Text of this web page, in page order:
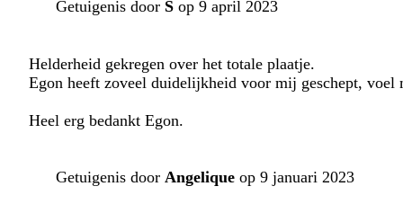
Getuigenis door S op 9 april 2023
Helderheid gekregen over het totale plaatje.
Egon heeft zoveel duidelijkheid voor mij geschept, voel
Heel erg bedankt Egon.
Getuigenis door Angelique op 9 januari 2023